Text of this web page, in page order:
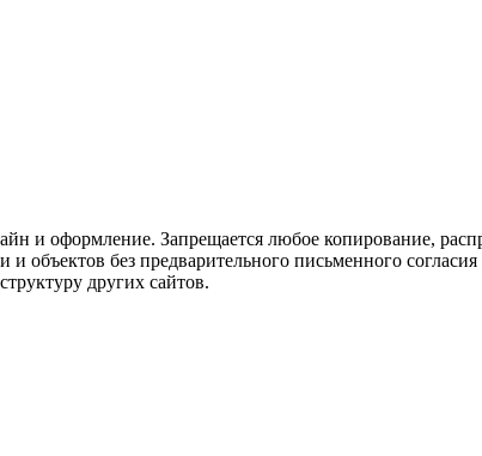
и оформление. Запрещается любое копирование,
без предварительного письменного
других сайтов.